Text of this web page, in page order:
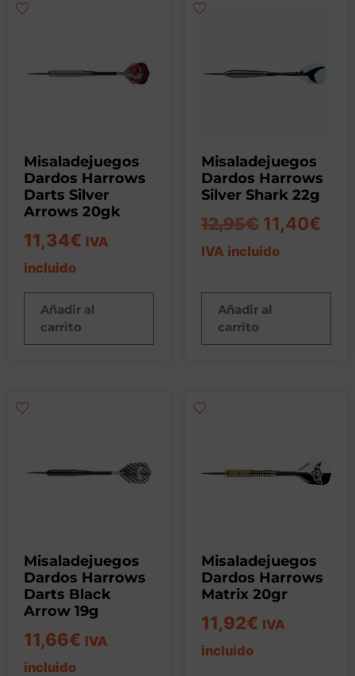
Misaladejuegos
Dardos Harrows
Darts Silver
Arrows 20gk
11,34€ IVA
incluido
Añadir al
carrito
Misaladejuegos
Dardos Harrows
Silver Shark 22g
12,95€ 11,40€
IVA incluido
Añadir al
carrito
Misaladejuegos
Dardos Harrows
Darts Black
Arrow 19g
11,66€ IVA
incluido
Misaladejuegos
Dardos Harrows
Matrix 20gr
11,92€ IVA
incluido